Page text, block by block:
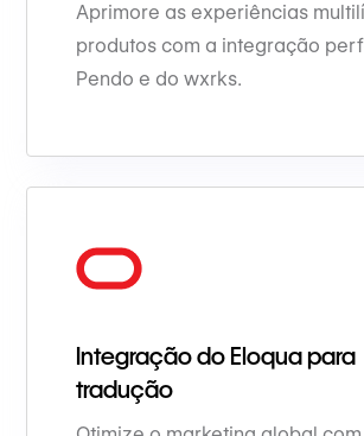
Aprimore as experiências
produtos com a integração
Pendo e do wxrks.
Integração do Eloqua para
tradução